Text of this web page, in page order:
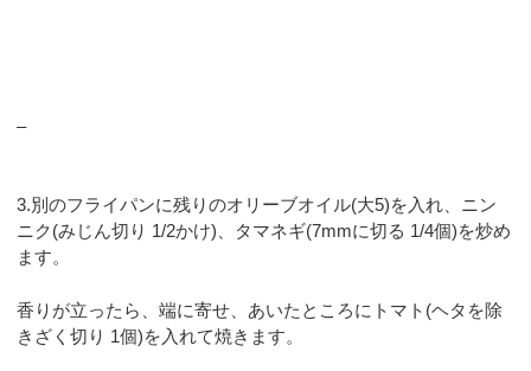
–
3.別のフライパンに残りのオリーブオイル(大5)を入れ、ニン
ニク(みじん切り 1/2かけ)、タマネギ(7mmに切る 1/4個)を炒め
ます。
香りが立ったら、端に寄せ、あいたところにトマト(ヘタを除
きざく切り 1個)を入れて焼きます。